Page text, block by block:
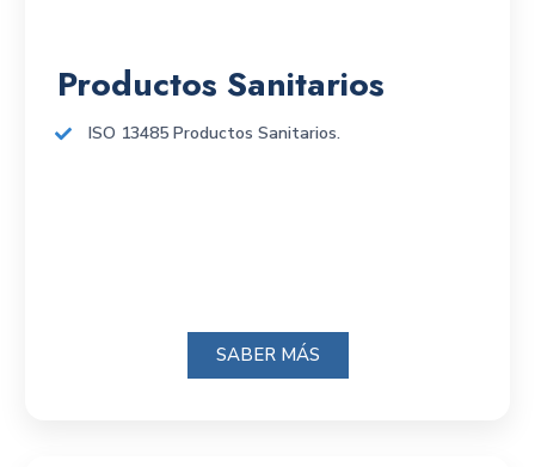
Productos Sanitarios
ISO 13485 Productos Sanitarios.
SABER MÁS